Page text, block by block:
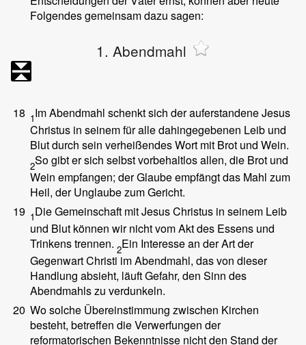
Folgendes gemeinsam dazu sagen:
1. Abendmahl
18 1Im Abendmahl schenkt sich der auferstandene Jesus
Christus in seinem für alle dahingegebenen Leib und
Blut durch sein verheißendes Wort mit Brot und Wein.
2So gibt er sich selbst vorbehaltlos allen, die Brot und
Wein empfangen; der Glaube empfängt das Mahl zum
Heil, der Unglaube zum Gericht.
19 1Die Gemeinschaft mit Jesus Christus in seinem Leib
und Blut können wir nicht vom Akt des Essens und
Trinkens trennen. 2Ein Interesse an der Art der
Gegenwart Christi im Abendmahl, das von dieser
Handlung absieht, läuft Gefahr, den Sinn des
Abendmahls zu verdunkeln.
20 Wo solche Übereinstimmung zwischen Kirchen
besteht, betreffen die Verwerfungen der
reformatorischen Bekenntnisse nicht den Stand der